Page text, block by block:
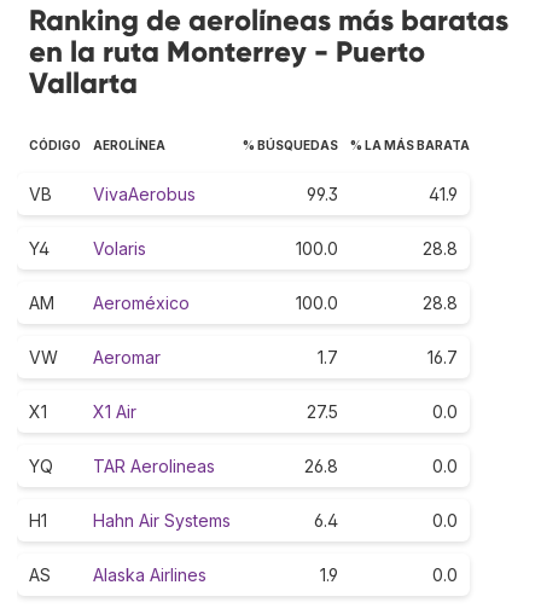
Ranking de aerolíneas más baratas
en la ruta Monterrey - Puerto
Vallarta
CÓDIGO AEROLÍNEA % BÚSQUEDAS % LA MÁS BARATA
VB VivaAerobus 99.3 41.9
Y4 Volaris 100.0 28.8
AM Aeroméxico 100.0 28.8
VW Aeromar 1.7 16.7
X1 X1 Air 27.5 0.0
YQ TAR Aerolineas 26.8 0.0
H1 Hahn Air Systems 6.4 0.0
AS Alaska Airlines 1.9 0.0